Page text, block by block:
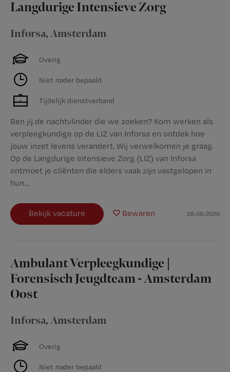
Langdurige Intensieve Zorg
Inforsa, Amsterdam
Overig
Niet nader bepaald
Tijdelijk dienstverband
Ben jij de nachtvlinder die we zoeken? Kom werken als
verpleegkundige op de LIZ van Inforsa en ontdek hoe
jouw inzet levens verandert. Wij verwelkomen je graag.
Op de Langdurige Intensieve Zorg (LIZ) van Inforsa
ontmoet je cliënten die elders vaak zijn vastgelopen in
hun...
Bekijk vacature Bewaren 08-06-2026
Ambulant Verpleegkundige |
Forensisch Jeugdteam - Amsterdam
Oost
Inforsa, Amsterdam
Overig
Niet nader bepaald